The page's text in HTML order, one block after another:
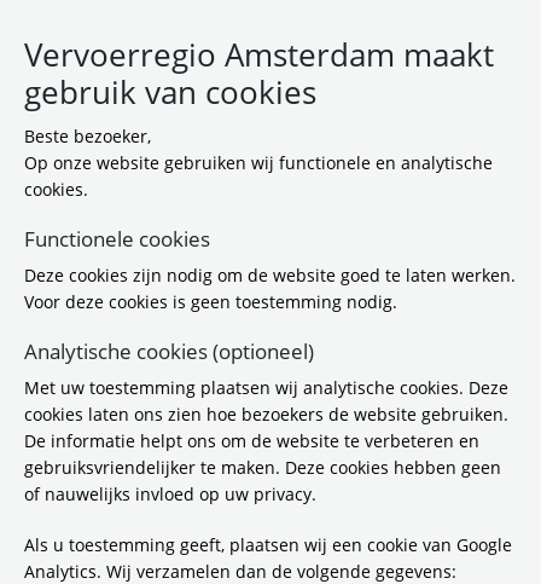
Flyer aanpak fiets en bromfiets
17-1-2024 10:14
Download:Flyer aanpak fiets en
bromfiets ongevallen (pdf / 819,0 KB)
Gerelateerde items
Vervoerregio Amsterdam maakt
gebruik van cookies
Beste bezoeker,
Op onze website gebruiken wij functionele en analytische
cookies.
Functionele cookies
Deze cookies zijn nodig om de website goed te laten werken.
Voor deze cookies is geen toestemming nodig.
Analytische cookies (optioneel)
Met uw toestemming plaatsen wij analytische cookies. Deze
cookies laten ons zien hoe bezoekers de website gebruiken.
De informatie helpt ons om de website te verbeteren en
gebruiksvriendelijker te maken. Deze cookies hebben geen
of nauwelijks invloed op uw privacy.
Als u toestemming geeft, plaatsen wij een cookie van Google
Analytics. Wij verzamelen dan de volgende gegevens: